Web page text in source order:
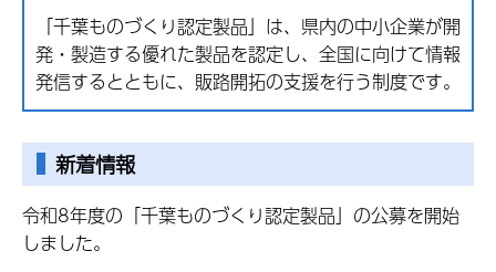
「千葉ものづくり認定製品」は、県内の中小企業が開
発・製造する優れた製品を認定し、全国に向けて情報
発信するとともに、販路開拓の支援を行う制度です。
新着情報
令和8年度の「千葉ものづくり認定製品」の公募を開始
しました。